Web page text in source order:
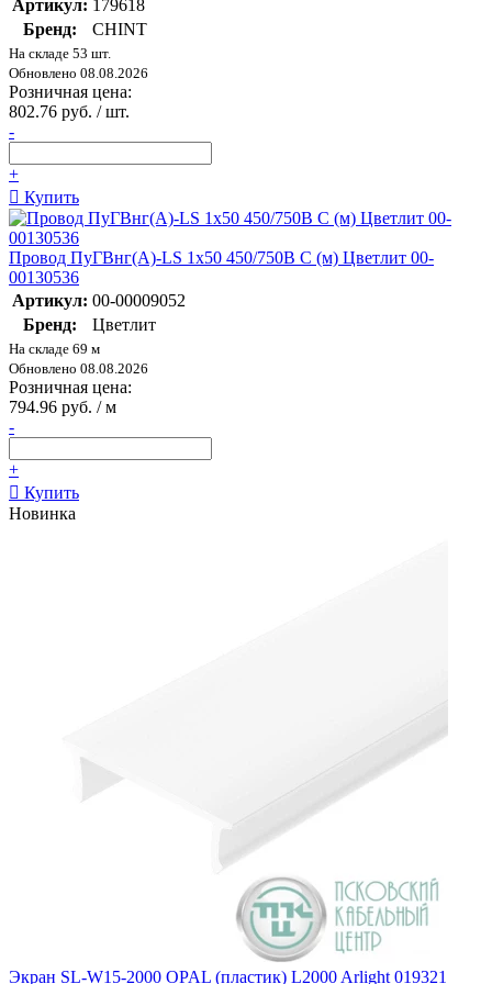
Артикул: 179618
Бренд:
CHINT
На складе 53 шт.
Обновлено 08.08.2026
Розничная цена:
802.76 руб. / шт.
-
+
Купить
Провод ПуГВнг(А)-LS 1х50 450/750В С (м) Цветлит 00-
00130536
Артикул: 00-00009052
Бренд:
Цветлит
На складе 69 м
Обновлено 08.08.2026
Розничная цена:
794.96 руб. / м
-
+
Купить
Новинка
Экран SL-W15-2000 OPAL (пластик) L2000 Arlight 019321